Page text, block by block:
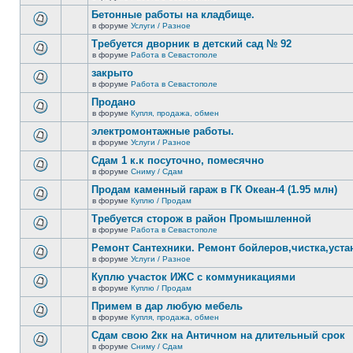
новых
непрочитанных
сообщений.
новых
непрочитанных
сообщений.
новых
непрочитанных
сообщений.
Бетонные работы на кладбище.
в форуме Услуги / Разное
новых
непрочитанных
сообщений.
Требуется дворник в детский сад № 92
в форуме Работа в Севастополе
новых
непрочитанных
сообщений.
закрыто
в форуме Работа в Севастополе
новых
непрочитанных
сообщений.
Продано
в форуме Купля, продажа, обмен
новых
непрочитанных
сообщений.
электромонтажные работы.
в форуме Услуги / Разное
новых
непрочитанных
сообщений.
Сдам 1 к.к посуточно, помесячно
в форуме Сниму / Сдам
новых
непрочитанных
сообщений.
Продам каменный гараж в ГК Океан-4 (1.95 млн)
в форуме Куплю / Продам
новых
непрочитанных
сообщений.
Требуется сторож в район Промышленной
в форуме Работа в Севастополе
новых
непрочитанных
сообщений.
Ремонт Сантехники. Ремонт
в форуме Услуги / Разное
новых
непрочитанных
сообщений.
Куплю участок ИЖС с коммуникациями
в форуме Куплю / Продам
Примем в дар любую мебель
в форуме Купля, продажа, обмен
Сдам свою 2кк на Античном на длительный срок
в форуме Сниму / Сдам